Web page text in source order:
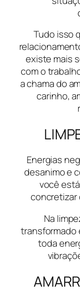
Tudo isso
existe mais
com o
a chama do
carinho,
Energias
desanimo e
você
concretizar
Na
transformado
toda